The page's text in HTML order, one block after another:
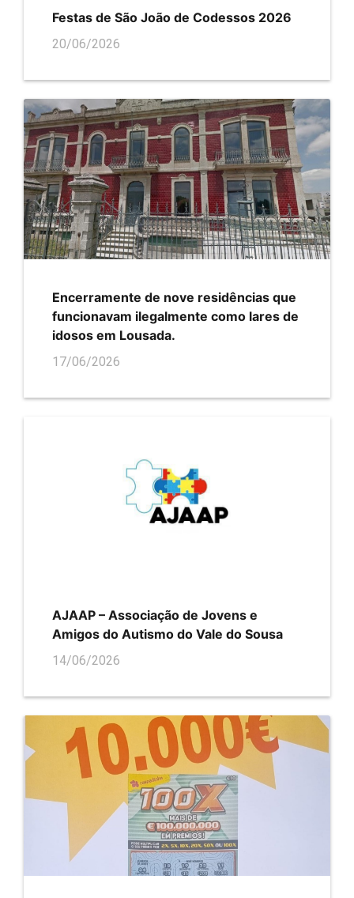
Festas de São João de Codessos 2026
20/06/2026
Encerramente de nove residências que
funcionavam ilegalmente como lares de
idosos em Lousada.
17/06/2026
AJAAP – Associação de Jovens e
Amigos do Autismo do Vale do Sousa
14/06/2026